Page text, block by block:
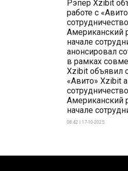
Рэпер Xzibit
работе с
Американский
начале
анонсировал
в рамках
Xzibit объявил
«Авито» Xzibit
Американский
начале
08:42 | 17-10-2025